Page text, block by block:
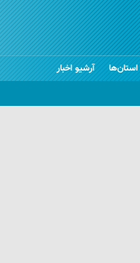
استان‌ها آرشیو اخبار